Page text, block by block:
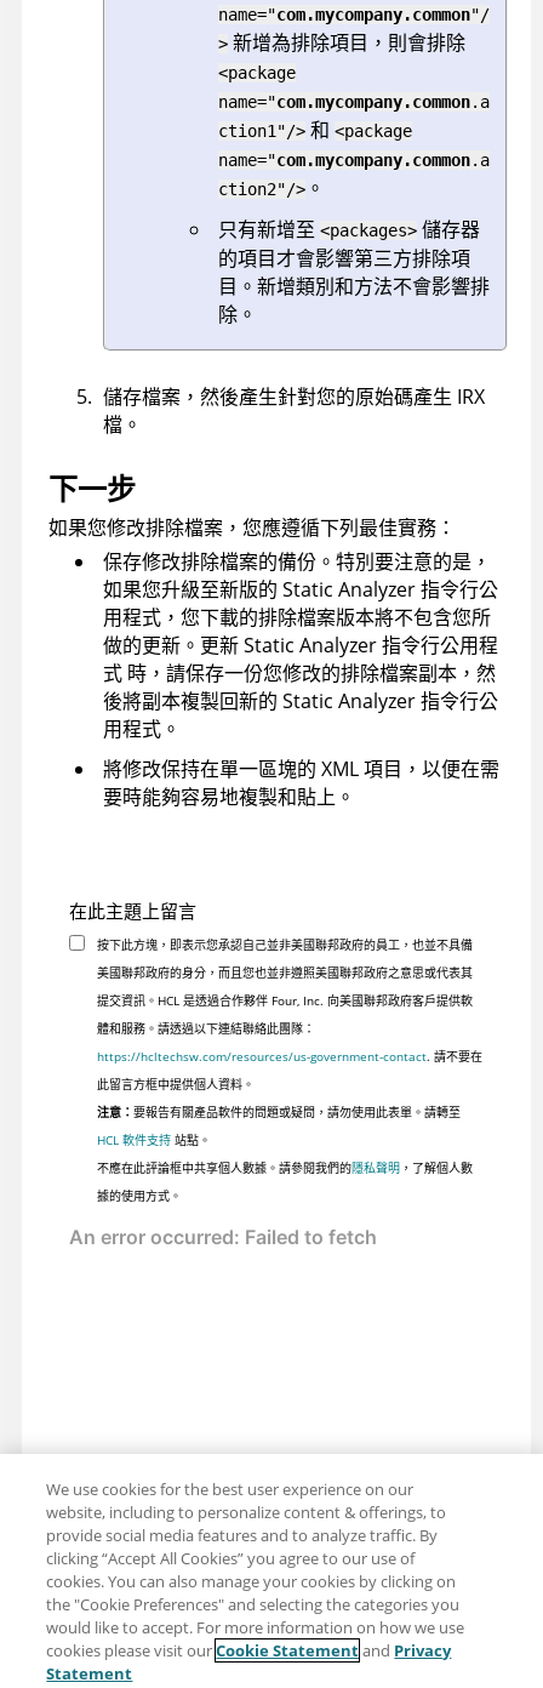
name="com.mycompany.common"/
> 新增為排除項目，則會排除
<package
name="com.mycompany.common.a
ction1"/> 和 <package
name="com.mycompany.common.a
ction2"/> 。
只有新增至 <packages> 儲存器
的項目才會影響第三方排除項
目。新增類別和方法不會影響排
除。
儲存檔案，然後產生針對您的原始碼產生 IRX
檔。
下一步
如果您修改排除檔案，您應遵循下列最佳實務：
保存修改排除檔案的備份。特別要注意的是，
如果您升級至新版的 Static Analyzer 指令行公
用程式 ，您下載的排除檔案版本將不包含您所
做的更新。更新Static Analyzer 指令行公用程
式 時，請保存一份您修改的排除檔案副本，然
後將副本複製回新的 Static Analyzer 指令行公
用程式 。
將修改保持在單一區塊的 XML 項目，以便在需
要時能夠容易地複製和貼上。
在此主題上留言
按下此方塊，即表示您承認自己並非美國聯邦政府的員工，也並不具備
美國聯邦政府的身分，而且您也並非遵照美國聯邦政府之意思或代表其
提交資訊。HCL 是透過合作夥伴 Four, Inc. 向美國聯邦政府客戶提供軟
體和服務。請透過以下連結聯絡此團隊：
https://hcltechsw.com/resources/us-government-contact. 請不要在
此留言方框中提供個人資料。
注意： 要報告有關產品軟件的問題或疑問，請勿使用此表單。請轉至
HCL 軟件支持站點。
不應在此評論框中共享個人數據。請參閱我們的隱私聲明 ，了解個人數
據的使用方式。
分享：電子郵件 推特
We use cookies for the best user experience on our
website, including to personalize content & offerings, to
provide social media features and to analyze traffic. By
clicking “Accept All Cookies” you agree to our use of
cookies. You can also manage your cookies by clicking on
the "Cookie Preferences" and selecting the categories you
would like to accept. For more information on how we use
cookies please visit ourCookie Statementand Privacy
Statement